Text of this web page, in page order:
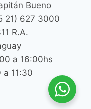
Bueno
21) 627 3000
R.A.
a 16:00hs
a 11:30